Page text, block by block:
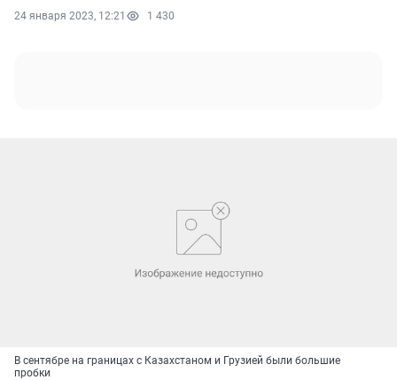
24 января 2023, 12:21 1 430
В сентябре на границах с Казахстаном и Грузией были большие
пробки